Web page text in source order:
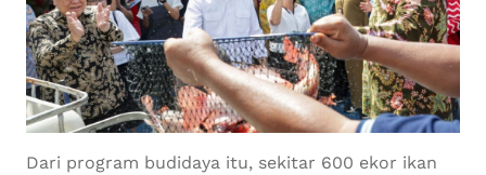
Dari program budidaya itu, sekitar 600 ekor ikan